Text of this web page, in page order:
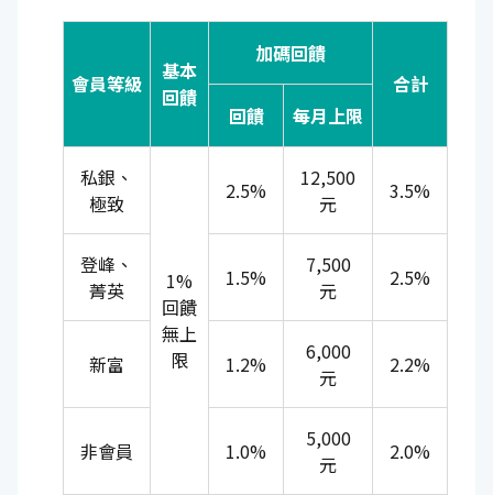
會員等級
基本
回饋
加碼回饋
合計
回饋
每月上限
私銀、
極致
1%
回饋
無上
限
2.5%
12,500
元
3.5%
登峰、
菁英
1.5%
7,500
元
2.5%
新富 1.2%
6,000
元
2.2%
非會員 1.0%
5,000
元
2.0%